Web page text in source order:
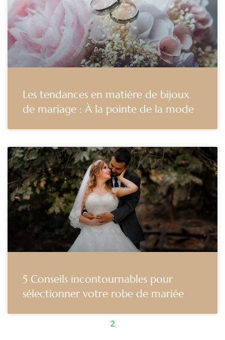
Les tendances en matière de bijoux
de mariage : À la pointe de la mode
5 Conseils incontournables pour
sélectionner votre robe de mariée
2